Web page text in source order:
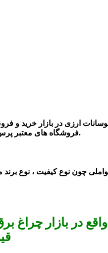
ارزی در بازار خرید و
فروشگاه های معتبرشد.
چون نوع کیفیت ، نوع برند
در بازار چراغ